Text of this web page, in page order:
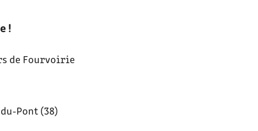
!
de Fourvoirie
Pont (38)